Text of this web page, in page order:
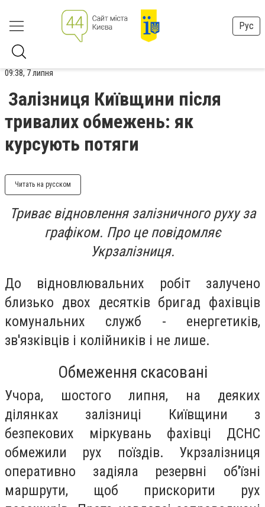
Рус
09:38, 7 липня
Залізниця Київщини після
тривалих обмежень: як
курсують потяги
Читать на русском
Триває відновлення залізничного руху за
графіком. Про це повідомляє
Укрзалізниця.
До відновлювальних робіт залучено
близько двох десятків бригад фахівців
комунальних служб - енергетиків,
зв'язківців і колійників і не лише.
Обмеження скасовані
Учора, шостого липня, на деяких
ділянках залізниці Київщини з
безпекових міркувань фахівці ДСНС
обмежили рух поїздів. Укрзалізниця
оперативно задіяла резервні об'їзні
маршрути, щоб прискорити рух